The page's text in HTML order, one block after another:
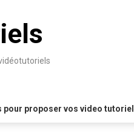
pour proposer vos video